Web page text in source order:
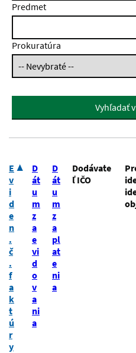
Predmet
Prokuratúra
Vyhľadať
E
v
i
d
e
n
.
č
.
f
a
k
t
ú
r
y
D
át
u
m
z
a
e
vi
d
o
v
a
ni
a
D
át
u
m
z
a
pl
at
e
ni
a
Dodávate
ľ IČO